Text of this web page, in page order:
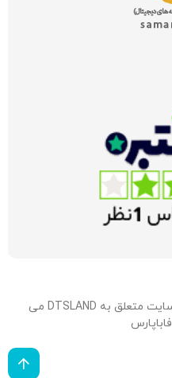
تمامی حقوق مادی و معنوی این وب سایت متعلق به DTSLAND می
فاباپارس